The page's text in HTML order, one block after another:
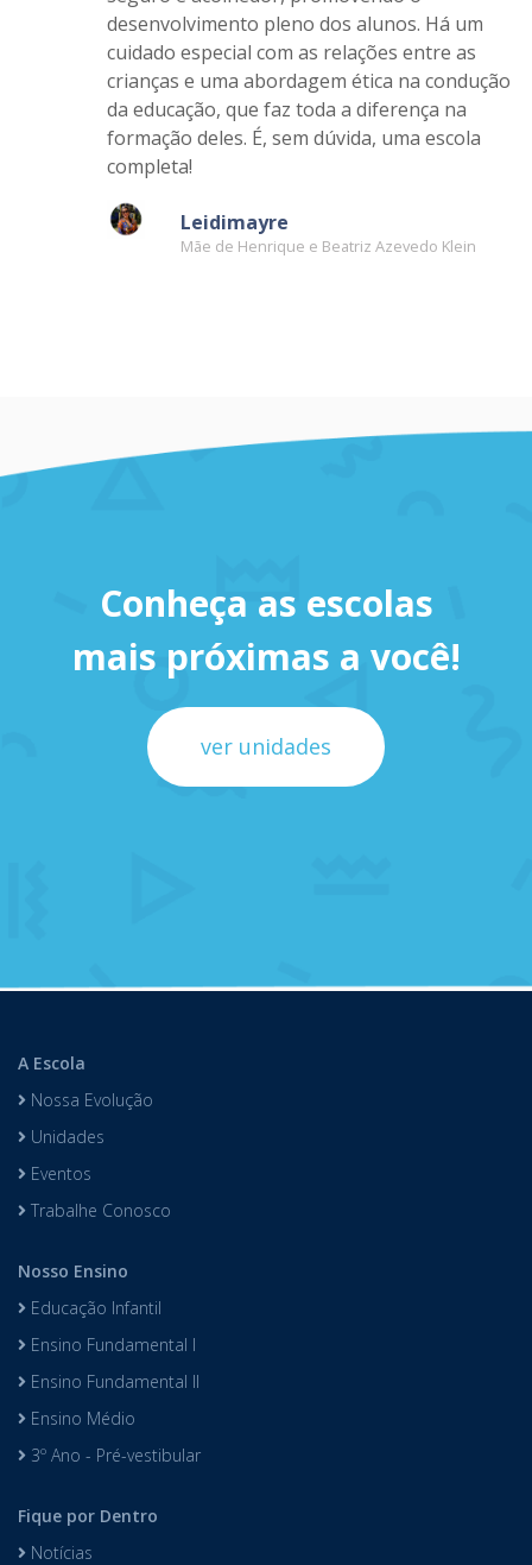
O Darwin, no entanto, vai muito além da sala
de aula. A escola oferece um ambiente
seguro e acolhedor, promovendo o
desenvolvimento pleno dos alunos. Há um
cuidado especial com as relações entre as
crianças e uma abordagem ética na condução
formação deles. É, sem dúvida, uma escola
completa!
Conheça as escolas
mais próximas a você!
A Escola
Nossa Evolução
Unidades
Nosso Ensino
Educação Infantil
Ensino Fundamental I
Ensino Fundamental II